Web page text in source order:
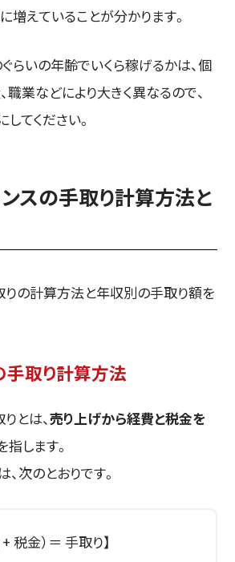
増えていることが分かります。
らいの年齢でいくら稼げるかは、個
業などにより大きく異なるので、
てください。
スの手取り計算方法と
りの計算方法と年収別の手取り額を
手取り計算方法
とは、売り上げから経費と税金を
指します。
次のとおりです。
税金）＝ 手取り】